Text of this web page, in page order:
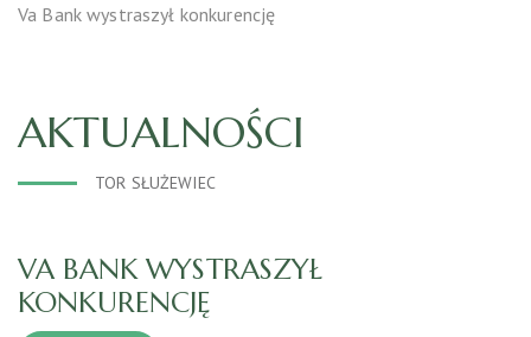
Va Bank wystraszył konkurencję
AKTUALNOŚCI
TOR SŁUŻEWIEC
VA BANK WYSTRASZYŁ
KONKURENCJĘ